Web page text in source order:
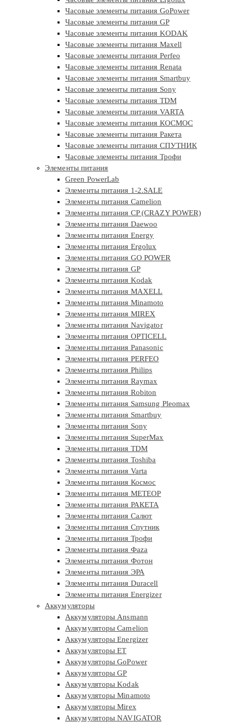
Часовые элементы питания GoPower
Часовые элементы питания GP
Часовые элементы питания KODAK
Часовые элементы питания Maxell
Часовые элементы питания Perfeo
Часовые элементы питания Renata
Часовые элементы питания Smartbuy
Часовые элементы питания Sony
Часовые элементы питания TDM
Часовые элементы питания VARTA
Часовые элементы питания КОСМОС
Часовые элементы питания Ракета
Часовые элементы питания СПУТНИК
Часовые элементы питания Трофи
Элементы питания
Green PowerLab
Элементы питания 1-2.SALE
Элементы питания Camelion
Элементы питания CP (CRAZY POWER)
Элементы питания Daewoo
Элементы питания Energy
Элементы питания Ergolux
Элементы питания GO POWER
Элементы питания GP
Элементы питания Kodak
Элементы питания MAXELL
Элементы питания Minamoto
Элементы питания MIREX
Элементы питания Navigator
Элементы питания OPTICELL
Элементы питания Panasonic
Элементы питания PERFEO
Элементы питания Philips
Элементы питания Raymax
Элементы питания Robiton
Элементы питания Samsung Pleomax
Элементы питания Smartbuy
Элементы питания Sony
Элементы питания SuperMax
Элементы питания TDM
Элементы питания Toshiba
Элементы питания Varta
Элементы питания Космос
Элементы питания МЕТЕОР
Элементы питания РАКЕТА
Элементы питания Салют
Элементы питания Спутник
Элементы питания Трофи
Элементы питания Фaza
Элементы питания Фотон
Элементы питания ЭРА
Элементы питания Duracell
Элементы питания Energizer
Аккумуляторы
Аккумуляторы Ansmann
Аккумуляторы Camelion
Аккумуляторы Energizer
Аккумуляторы ET
Аккумуляторы GoPower
Аккумуляторы GP
Аккумуляторы Kodak
Аккумуляторы Minamoto
Аккумуляторы Mirex
Аккумуляторы NAVIGATOR